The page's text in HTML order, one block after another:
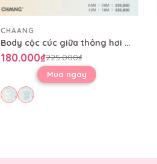
CHAANG
Body cộc cúc giữa thông hơi Wild
180.000₫225.000₫
Mua ngay